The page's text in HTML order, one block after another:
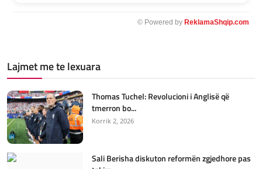
© Powered by ReklamaShqip.com
Lajmet me te lexuara
Thomas Tuchel: Revolucioni i Anglisë që
tmerron bo...
Korrik 2, 2026
Sali Berisha diskuton reformën zgjedhore pas